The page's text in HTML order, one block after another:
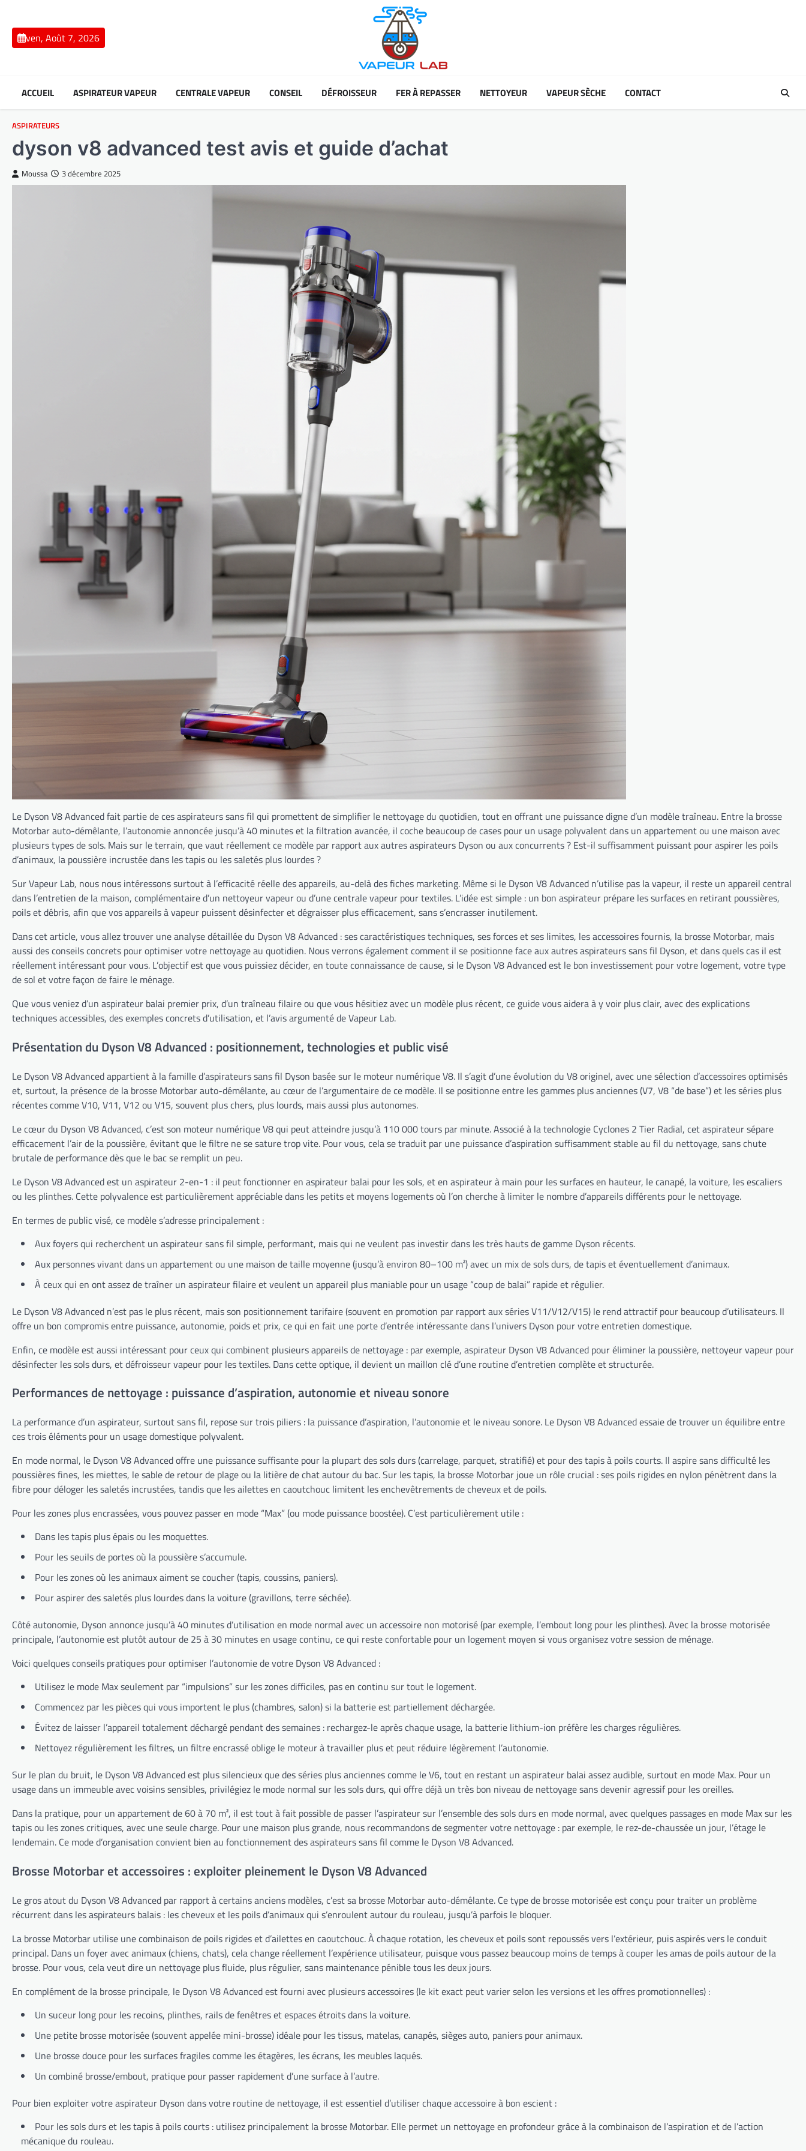
contentven, Août 7, 2026
ACCUEIL ASPIRATEUR VAPEUR CENTRALE VAPEUR CONSEIL DÉFROISSEUR FER À REPASSER NETTOYEUR VAPEUR SÈCHE CONTACT
ASPIRATEURS
dyson v8 advanced test avis et guide d’achat
Moussa 3 décembre 2025
Le Dyson V8 Advanced fait partie de ces aspirateurs sans fil qui promettent de simplifier le nettoyage du quotidien, tout en offrant une puissance digne d’un modèle traîneau. Entre la brosse
Motorbar auto-démêlante, l’autonomie annoncée jusqu’à 40 minutes et la filtration avancée, il coche beaucoup de cases pour un usage polyvalent dans un appartement ou une maison avec
plusieurs types de sols. Mais sur le terrain, que vaut réellement ce modèle par rapport aux autres aspirateurs Dyson ou aux concurrents ? Est-il suffisamment puissant pour aspirer les poils
d’animaux, la poussière incrustée dans les tapis ou les saletés plus lourdes ?
Sur Vapeur Lab, nous nous intéressons surtout à l’efficacité réelle des appareils, au-delà des fiches marketing. Même si le Dyson V8 Advanced n’utilise pas la vapeur, il reste un appareil central
dans l’entretien de la maison, complémentaire d’un nettoyeur vapeur ou d’une centrale vapeur pour textiles. L’idée est simple : un bon aspirateur prépare les surfaces en retirant poussières,
poils et débris, afin que vos appareils à vapeur puissent désinfecter et dégraisser plus efficacement, sans s’encrasser inutilement.
Dans cet article, vous allez trouver une analyse détaillée du Dyson V8 Advanced : ses caractéristiques techniques, ses forces et ses limites, les accessoires fournis, la brosse Motorbar, mais
aussi des conseils concrets pour optimiser votre nettoyage au quotidien. Nous verrons également comment il se positionne face aux autres aspirateurs sans fil Dyson, et dans quels cas il est
réellement intéressant pour vous. L’objectif est que vous puissiez décider, en toute connaissance de cause, si le Dyson V8 Advanced est le bon investissement pour votre logement, votre type
de sol et votre façon de faire le ménage.
Que vous veniez d’un aspirateur balai premier prix, d’un traîneau filaire ou que vous hésitiez avec un modèle plus récent, ce guide vous aidera à y voir plus clair, avec des explications
techniques accessibles, des exemples concrets d’utilisation, et l’avis argumenté de Vapeur Lab.
Présentation du Dyson V8 Advanced : positionnement, technologies et public visé
Le Dyson V8 Advanced appartient à la famille d’aspirateurs sans fil Dyson basée sur le moteur numérique V8. Il s’agit d’une évolution du V8 originel, avec une sélection d’accessoires optimisés
et, surtout, la présence de la brosse Motorbar auto-démêlante, au cœur de l’argumentaire de ce modèle. Il se positionne entre les gammes plus anciennes (V7, V8 “de base”) et les séries plus
récentes comme V10, V11, V12 ou V15, souvent plus chers, plus lourds, mais aussi plus autonomes.
Le cœur du Dyson V8 Advanced, c’est son moteur numérique V8 qui peut atteindre jusqu’à 110 000 tours par minute. Associé à la technologie Cyclones 2 Tier Radial, cet aspirateur sépare
efficacement l’air de la poussière, évitant que le filtre ne se sature trop vite. Pour vous, cela se traduit par une puissance d’aspiration suffisamment stable au fil du nettoyage, sans chute
brutale de performance dès que le bac se remplit un peu.
Le Dyson V8 Advanced est un aspirateur 2-en-1 : il peut fonctionner en aspirateur balai pour les sols, et en aspirateur à main pour les surfaces en hauteur, le canapé, la voiture, les escaliers
ou les plinthes. Cette polyvalence est particulièrement appréciable dans les petits et moyens logements où l’on cherche à limiter le nombre d’appareils différents pour le nettoyage.
En termes de public visé, ce modèle s’adresse principalement :
Aux foyers qui recherchent un aspirateur sans fil simple, performant, mais qui ne veulent pas investir dans les très hauts de gamme Dyson récents.
Aux personnes vivant dans un appartement ou une maison de taille moyenne (jusqu’à environ 80–100 m²) avec un mix de sols durs, de tapis et éventuellement d’animaux.
À ceux qui en ont assez de traîner un aspirateur filaire et veulent un appareil plus maniable pour un usage “coup de balai” rapide et régulier.
Le Dyson V8 Advanced n’est pas le plus récent, mais son positionnement tarifaire (souvent en promotion par rapport aux séries V11/V12/V15) le rend attractif pour beaucoup d’utilisateurs. Il
offre un bon compromis entre puissance, autonomie, poids et prix, ce qui en fait une porte d’entrée intéressante dans l’univers Dyson pour votre entretien domestique.
Enfin, ce modèle est aussi intéressant pour ceux qui combinent plusieurs appareils de nettoyage : par exemple, aspirateur Dyson V8 Advanced pour éliminer la poussière, nettoyeur vapeur pour
désinfecter les sols durs, et défroisseur vapeur pour les textiles. Dans cette optique, il devient un maillon clé d’une routine d’entretien complète et structurée.
Performances de nettoyage : puissance d’aspiration, autonomie et niveau sonore
La performance d’un aspirateur, surtout sans fil, repose sur trois piliers : la puissance d’aspiration, l’autonomie et le niveau sonore. Le Dyson V8 Advanced essaie de trouver un équilibre entre
ces trois éléments pour un usage domestique polyvalent.
En mode normal, le Dyson V8 Advanced offre une puissance suffisante pour la plupart des sols durs (carrelage, parquet, stratifié) et pour des tapis à poils courts. Il aspire sans difficulté les
poussières fines, les miettes, le sable de retour de plage ou la litière de chat autour du bac. Sur les tapis, la brosse Motorbar joue un rôle crucial : ses poils rigides en nylon pénètrent dans la
fibre pour déloger les saletés incrustées, tandis que les ailettes en caoutchouc limitent les enchevêtrements de cheveux et de poils.
Pour les zones plus encrassées, vous pouvez passer en mode “Max” (ou mode puissance boostée). C’est particulièrement utile :
Dans les tapis plus épais ou les moquettes.
Pour les seuils de portes où la poussière s’accumule.
Pour les zones où les animaux aiment se coucher (tapis, coussins, paniers).
Pour aspirer des saletés plus lourdes dans la voiture (gravillons, terre séchée).
Côté autonomie, Dyson annonce jusqu’à 40 minutes d’utilisation en mode normal avec un accessoire non motorisé (par exemple, l’embout long pour les plinthes). Avec la brosse motorisée
principale, l’autonomie est plutôt autour de 25 à 30 minutes en usage continu, ce qui reste confortable pour un logement moyen si vous organisez votre session de ménage.
Voici quelques conseils pratiques pour optimiser l’autonomie de votre Dyson V8 Advanced :
Utilisez le mode Max seulement par “impulsions” sur les zones difficiles, pas en continu sur tout le logement.
Commencez par les pièces qui vous importent le plus (chambres, salon) si la batterie est partiellement déchargée.
Évitez de laisser l’appareil totalement déchargé pendant des semaines : rechargez-le après chaque usage, la batterie lithium-ion préfère les charges régulières.
Nettoyez régulièrement les filtres, un filtre encrassé oblige le moteur à travailler plus et peut réduire légèrement l’autonomie.
Sur le plan du bruit, le Dyson V8 Advanced est plus silencieux que des séries plus anciennes comme le V6, tout en restant un aspirateur balai assez audible, surtout en mode Max. Pour un
usage dans un immeuble avec voisins sensibles, privilégiez le mode normal sur les sols durs, qui offre déjà un très bon niveau de nettoyage sans devenir agressif pour les oreilles.
Dans la pratique, pour un appartement de 60 à 70 m², il est tout à fait possible de passer l’aspirateur sur l’ensemble des sols durs en mode normal, avec quelques passages en mode Max sur les
tapis ou les zones critiques, avec une seule charge. Pour une maison plus grande, nous recommandons de segmenter votre nettoyage : par exemple, le rez-de-chaussée un jour, l’étage le
lendemain. Ce mode d’organisation convient bien au fonctionnement des aspirateurs sans fil comme le Dyson V8 Advanced.
Brosse Motorbar et accessoires : exploiter pleinement le Dyson V8 Advanced
Le gros atout du Dyson V8 Advanced par rapport à certains anciens modèles, c’est sa brosse Motorbar auto-démêlante. Ce type de brosse motorisée est conçu pour traiter un problème
récurrent dans les aspirateurs balais : les cheveux et les poils d’animaux qui s’enroulent autour du rouleau, jusqu’à parfois le bloquer.
La brosse Motorbar utilise une combinaison de poils rigides et d’ailettes en caoutchouc. À chaque rotation, les cheveux et poils sont repoussés vers l’extérieur, puis aspirés vers le conduit
principal. Dans un foyer avec animaux (chiens, chats), cela change réellement l’expérience utilisateur, puisque vous passez beaucoup moins de temps à couper les amas de poils autour de la
brosse. Pour vous, cela veut dire un nettoyage plus fluide, plus régulier, sans maintenance pénible tous les deux jours.
En complément de la brosse principale, le Dyson V8 Advanced est fourni avec plusieurs accessoires (le kit exact peut varier selon les versions et les offres promotionnelles) :
Un suceur long pour les recoins, plinthes, rails de fenêtres et espaces étroits dans la voiture.
Une petite brosse motorisée (souvent appelée mini-brosse) idéale pour les tissus, matelas, canapés, sièges auto, paniers pour animaux.
Une brosse douce pour les surfaces fragiles comme les étagères, les écrans, les meubles laqués.
Un combiné brosse/embout, pratique pour passer rapidement d’une surface à l’autre.
Pour bien exploiter votre aspirateur Dyson dans votre routine de nettoyage, il est essentiel d’utiliser chaque accessoire à bon escient :
Pour les sols durs et les tapis à poils courts : utilisez principalement la brosse Motorbar. Elle permet un nettoyage en profondeur grâce à la combinaison de l’aspiration et de l’action
mécanique du rouleau.